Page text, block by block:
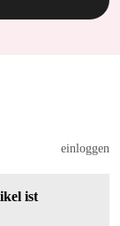
ist
einloggen